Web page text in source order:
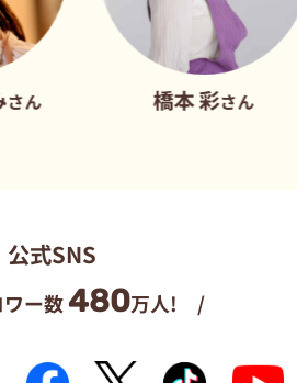
さん
公式SNS
ー数480万人! /